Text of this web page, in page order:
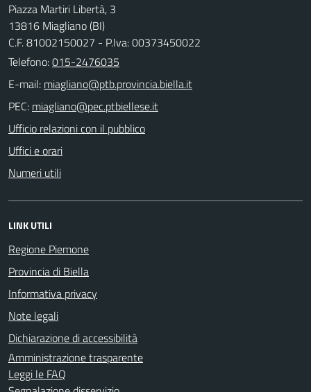
Piazza Martiri Libertà, 3
13816 Miagliano (BI)
C.F. 81002150027 - P.Iva: 00373450022
Telefono:015-2476035
E-mail:
PEC:
Ufficio relazioni con il pubblico
Uffici e orari
Numeri utili
LINK UTILI
Regione Piemone
Provincia di Biella
Informativa privacy
Note legali
Dichiarazione di accessibilità
Amministrazione trasparente
Leggi le FAQ